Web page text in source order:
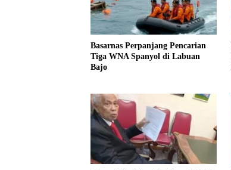
Basarnas Perpanjang Pencarian
Tiga WNA Spanyol di Labuan
Bajo